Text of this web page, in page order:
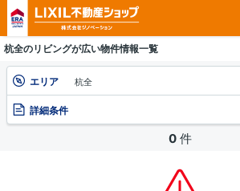
杭全のリビングが広い物件情報一覧
エリア 杭全
詳細条件
0 件